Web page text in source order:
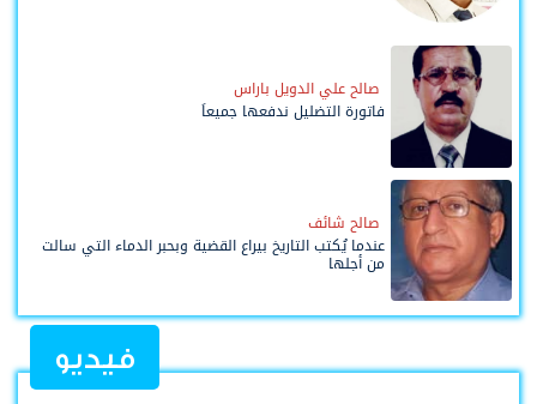
صالح علي الدويل باراس
فاتورة التضليل ندفعها جميعاً
صالح شائف
عندما يُكتب التاريخ بيراع القضية وبحبر الدماء التي سالت
من أجلها
فيديو